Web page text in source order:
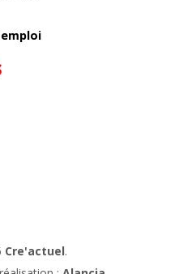
Cre'actuel.